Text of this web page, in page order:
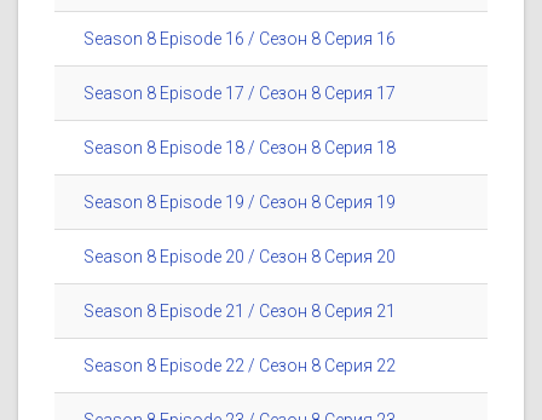
Season 8 Episode 16 / Сезон 8 Серия 16
Season 8 Episode 17 / Сезон 8 Серия 17
Season 8 Episode 18 / Сезон 8 Серия 18
Season 8 Episode 19 / Сезон 8 Серия 19
Season 8 Episode 20 / Сезон 8 Серия 20
Season 8 Episode 21 / Сезон 8 Серия 21
Season 8 Episode 22 / Сезон 8 Серия 22